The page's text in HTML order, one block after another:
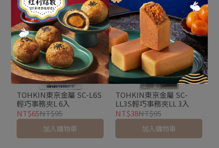
TOHKIN東京金屬 SC-L6S
輕巧事務夾L 6入
NT$65NT$95
加入購物車
TOHKIN東京金屬 SC-
LL3S輕巧事務夾LL 3入
NT$38NT$95
加入購物車